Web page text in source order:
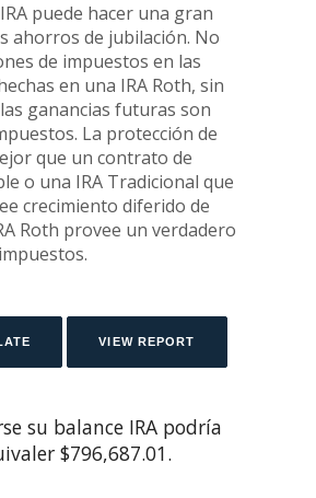
puede hacer una gran
ahorros de jubilación. No
de impuestos en las
en una IRA Roth, sin
ganancias futuras son
La protección de
que un contrato de
o una IRA Tradicional que
crecimiento diferido de
Roth provee un verdadero
su balance IRA podría
$796,687.01.